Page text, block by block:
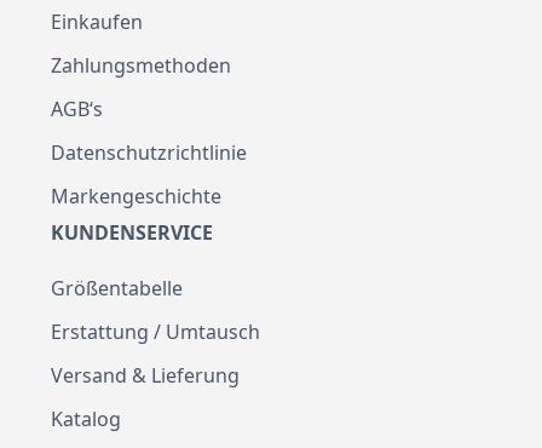
Einkaufen
Zahlungsmethoden
AGB‘s
Datenschutzrichtlinie
Markengeschichte
KUNDENSERVICE
Größentabelle
Erstattung / Umtausch
Versand & Lieferung
Katalog